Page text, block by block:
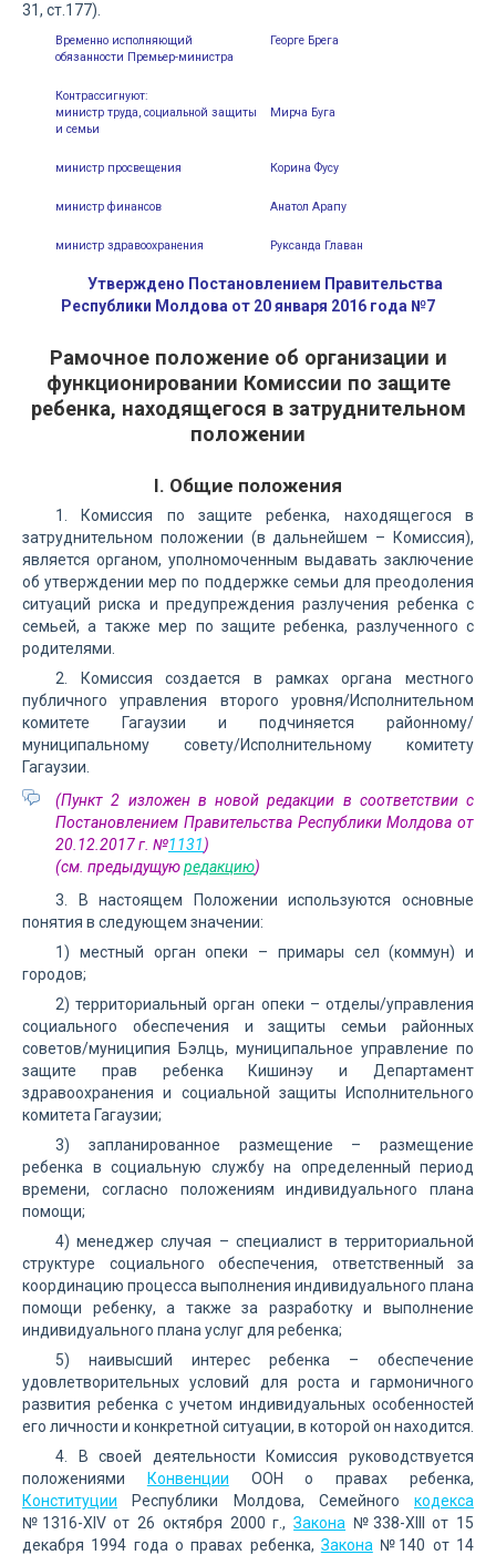
31, ст.177).
Временно исполняющий
обязанности Премьер-министра
Георге Брега
Контрассигнуют:
министр труда, социальной защиты
и семьи
Мирча Буга
министр просвещения Корина Фусу
министр финансов Анатол Арапу
министр здравоохранения Руксанда Главан
Утверждено Постановлением Правительства
Республики Молдова от 20 января 2016 года №7
Рамочное положение об организации и
функционировании Комиссии по защите
ребенка, находящегося в затруднительном
положении
I. Общие положения
1. Комиссия по защите ребенка, находящегося в
затруднительном положении (в дальнейшем – Комиссия),
является органом, уполномоченным выдавать заключение
об утверждении мер по поддержке семьи для преодоления
ситуаций риска и предупреждения разлучения ребенка с
семьей, а также мер по защите ребенка, разлученного с
родителями.
2. Комиссия создается в рамках органа местного
публичного управления второго уровня/Исполнительном
комитете Гагаузии и подчиняется районному/
муниципальному совету/Исполнительному комитету
Гагаузии.
(Пункт 2 изложен в новой редакции в соответствии с
Постановлением Правительства Республики Молдова от
20.12.2017 г. №1131)
(см. предыдущуюредакцию)
3. В настоящем Положении используются основные
понятия в следующем значении:
1) местный орган опеки – примары сел (коммун) и
городов;
2) территориальный орган опеки – отделы/управления
социального обеспечения и защиты семьи районных
советов/муниципия Бэлць, муниципальное управление по
защите прав ребенка Кишинэу и Департамент
здравоохранения и социальной защиты Исполнительного
комитета Гагаузии;
3) запланированное размещение – размещение
ребенка в социальную службу на определенный период
времени, согласно положениям индивидуального плана
помощи;
4) менеджер случая – специалист в территориальной
структуре социального обеспечения, ответственный за
координацию процесса выполнения индивидуального плана
помощи ребенку, а также за разработку и выполнение
индивидуального плана услуг для ребенка;
5) наивысший интерес ребенка – обеспечение
удовлетворительных условий для роста и гармоничного
развития ребенка с учетом индивидуальных особенностей
его личности и конкретной ситуации, в которой он находится.
4. В своей деятельности Комиссия руководствуется
положениями
Конвенции ООН о правах ребенка,
Конституции Республики Молдова, Семейного кодекса
№1316-XIV от 26 октября 2000 г.,Закона №338-XIII от 15
декабря 1994 года о правах ребенка, Закона №140 от 14